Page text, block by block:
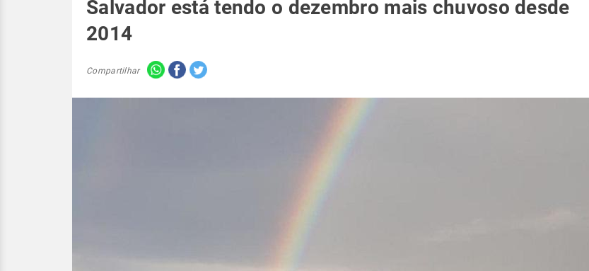
Salvador está tendo o dezembro mais chuvoso desde
2014
Compartilhar